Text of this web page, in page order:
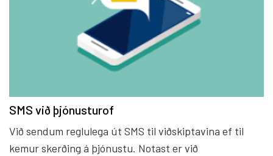
SMS við þjónusturof
Við sendum reglulega út SMS til viðskiptavina ef til
kemur skerðing á þjónustu. Notast er við